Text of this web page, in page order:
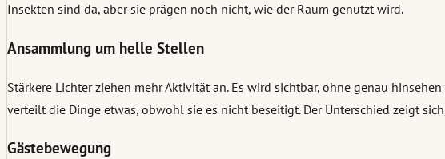
Insekten sind da, aber sie prägen noch nicht, wie der Raum genutzt wird.
Ansammlung um helle Stellen
Stärkere Lichter ziehen mehr Aktivität an. Es wird sichtbar, ohne genau
verteilt die Dinge etwas, obwohl sie es nicht beseitigt. Der Unterschied zeigt
Gästebewegung